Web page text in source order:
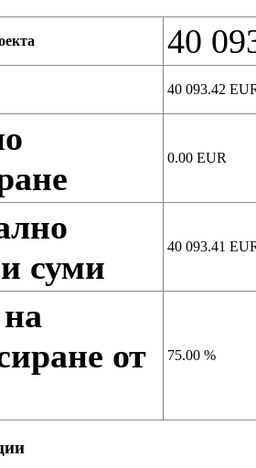
40
40 093.42
0.00 EUR
суми
40 093.41
от
75.00 %